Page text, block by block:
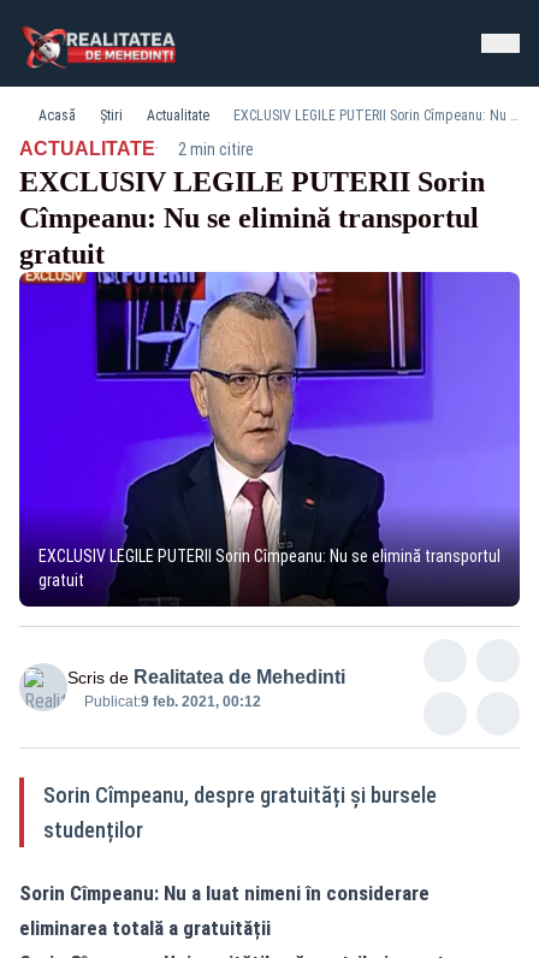
Acasă Știri Actualitate EXCLUSIV LEGILE PUTERII Sorin Cîmpeanu: Nu se elimină transportul gratuit
ACTUALITATE· 2 min citire
EXCLUSIV LEGILE PUTERII Sorin
Cîmpeanu: Nu se elimină transportul
gratuit
EXCLUSIV LEGILE PUTERII Sorin Cîmpeanu: Nu se elimină transportul
gratuit
Scris de Realitatea de Mehedinti
Publicat:9 feb. 2021, 00:12
Sorin Cîmpeanu, despre gratuități și bursele
studenților
Sorin Cîmpeanu: Nu a luat nimeni în considerare
eliminarea totală a gratuității